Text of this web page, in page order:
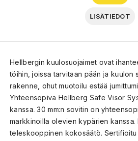
LISÄTIEDOT
Hellbergin kuulosuojaimet ovat
töihin, joissa tarvitaan pään ja kuulon
rakenne, ohut muotoilu estää
Yhteensopiva Hellberg Safe Visor
kanssa. 30 mm:n sovitin on
markkinoilla olevien kypärien kanssa.
teleskooppinen kokosäätö. Sertifioitu